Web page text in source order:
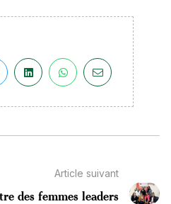
Article suivant
des femmes leaders